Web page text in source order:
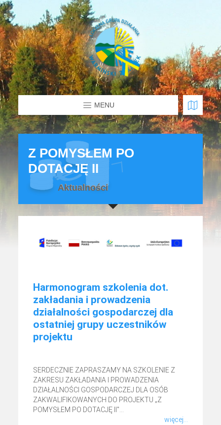
MENU
Z POMYSŁEM PO
DOTACJĘ II
Aktualności
Harmonogram szkolenia dot.
zakładania i prowadzenia
działalności gospodarczej dla
ostatniej grupy uczestników
projektu
SERDECZNIE ZAPRASZAMY NA SZKOLENIE Z
ZAKRESU ZAKŁADANIA I PROWADZENIA
DZIAŁALNOŚCI GOSPODARCZEJ DLA OSÓB
ZAKWALIFIKOWANYCH DO PROJEKTU „Z
POMYSŁEM PO DOTACJĘ II"...
więcej...